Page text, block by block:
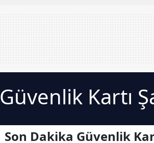
Güvenlik Kartı
Son Dakika Güvenlik